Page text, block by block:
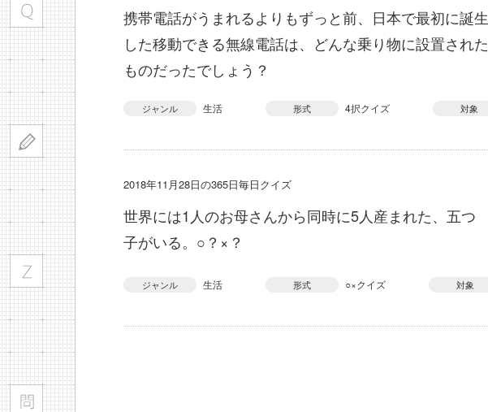
携帯電話がうまれるよりもずっと前、日本で最初に誕生
した移動できる無線電話は、どんな乗り物に設置された
ものだったでしょう？
ジャンル 生活 形式 4択クイズ 対象
2018年11月28日の365日毎日クイズ
世界には1人のお母さんから同時に5人産まれた、五つ
子がいる。○？×？
ジャンル 生活 形式 ○×クイズ 対象